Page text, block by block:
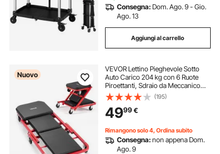
Consegna: Dom. Ago. 9 - Gio.
Ago. 13
Aggiungi al carrello
Nuovo
VEVOR Lettino Pieghevole Sotto
Auto Carico 204 kg con 6 Ruote
Piroettanti, Sdraio da Meccanico
Pieghevole 1010 mm Poggiatesta
Sotto Veicoli Riparazioni Auto da
Officina Garage, Acciaio al
Carbonio
(195)
4999€
Rimangono solo 4, Ordina subito
Consegna:non appena Dom.
Ago. 9